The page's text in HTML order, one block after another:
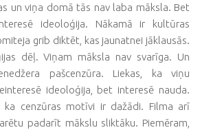
un viņa domā tās nav laba māksla. Bet
ideoloģija. Nākamā ir kultūras
grib diktēt, kas jaunatnei jāklausās.
dēļ. Viņam māksla nav svarīga. Un
pašcenzūra. Liekas, ka viņu
ideoloģija, bet interesē nauda.
cenzūras motīvi ir dažādi. Filma arī
padarīt mākslu sliktāku. Piemēram,